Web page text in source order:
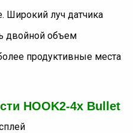
Широкий луч датчика
двойной объем
продуктивные места
HOOK2-4x Bullet